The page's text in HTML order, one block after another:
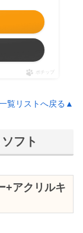
ポチップ
覧リストへ戻る▲
フト
+アクリルキ